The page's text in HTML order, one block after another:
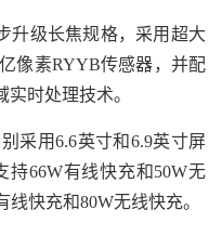
级长焦规格，采用超大
像素RYYB传感器，并配
时处理技术。
用6.6英寸和6.9英寸屏
持66W有线快充和50W无
线快充和80W无线快充。